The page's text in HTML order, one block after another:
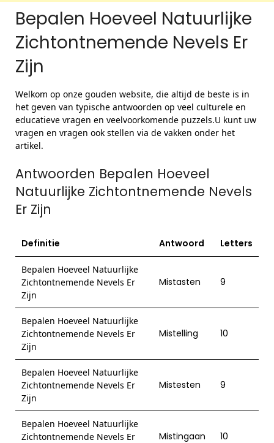
Bepalen Hoeveel Natuurlijke
Zichtontnemende Nevels Er
Zijn
Welkom op onze gouden website, die altijd de beste is in
het geven van typische antwoorden op veel culturele en
educatieve vragen en veelvoorkomende puzzels.U kunt uw
vragen en vragen ook stellen via de vakken onder het
artikel.
Antwoorden Bepalen Hoeveel
Natuurlijke Zichtontnemende Nevels
Er Zijn
Definitie Antwoord Letters
Bepalen Hoeveel Natuurlijke
Zichtontnemende Nevels Er
Zijn
Mistasten 9
Bepalen Hoeveel Natuurlijke
Zichtontnemende Nevels Er
Zijn
Mistelling 10
Bepalen Hoeveel Natuurlijke
Zichtontnemende Nevels Er
Zijn
Mistesten 9
Bepalen Hoeveel Natuurlijke
Zichtontnemende Nevels Er
Mistingaan 10